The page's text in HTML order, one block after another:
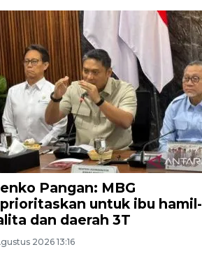
Pangan: MBG
untuk ibu hamil-
dan daerah 3T
2026 13:16